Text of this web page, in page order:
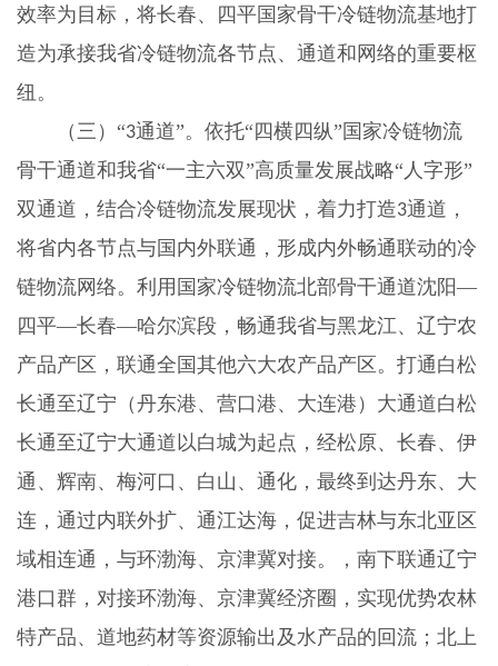
效率为目标，将长春、四平国家骨干冷链物流基地打
造为承接我省冷链物流各节点、通道和网络的重要枢
纽。
（三）“3通道”。依托“四横四纵”国家冷链物流
骨干通道和我省“一主六双”高质量发展战略“人字形”
双通道，结合冷链物流发展现状，着力打造3通道，
将省内各节点与国内外联通，形成内外畅通联动的冷
链物流网络。利用国家冷链物流北部骨干通道沈阳—
四平—长春—哈尔滨段，畅通我省与黑龙江、辽宁农
产品产区，联通全国其他六大农产品产区。打通白松
长通至辽宁（丹东港、营口港、大连港）大通道白松
长通至辽宁大通道以白城为起点，经松原、长春、伊
通、辉南、梅河口、白山、通化，最终到达丹东、大
连，通过内联外扩、通江达海，促进吉林与东北亚区
域相连通，与环渤海、京津冀对接。，南下联通辽宁
港口群，对接环渤海、京津冀经济圈，实现优势农林
特产品、道地药材等资源输出及水产品的回流；北上